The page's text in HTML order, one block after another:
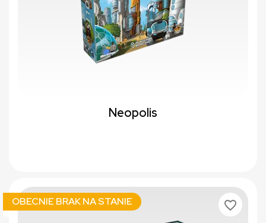
Neopolis
OBECNIE BRAK NA STANIE favorite_border